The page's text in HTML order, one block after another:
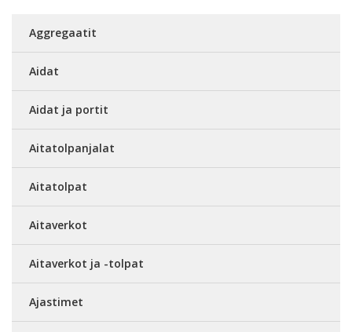
Aggregaatit
Aidat
Aidat ja portit
Aitatolpanjalat
Aitatolpat
Aitaverkot
Aitaverkot ja -tolpat
Ajastimet